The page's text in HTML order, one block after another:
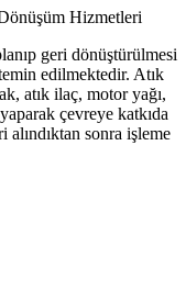
Hizmetleri
geri dönüştürülmesi
edilmektedir. Atık
atık ilaç, motor yağı,
çevreye katkıda
sonra işleme